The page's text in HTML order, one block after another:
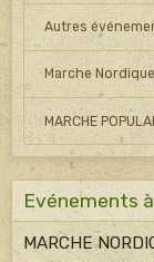
Autres
Marche Nordique
MARCHE
Evénements
MARCHE